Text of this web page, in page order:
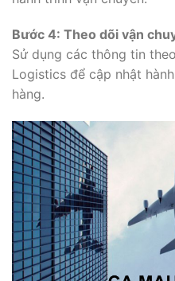
Bước 4: Theo dõi vận
Sử dụng các thông tin
Logistics để cập nhật
hàng.